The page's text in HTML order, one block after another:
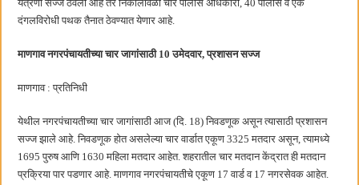
यंत्रणा सज्ज ठेवली आहे तर निकालावेळी चार पोलीस अधिकारी, 40 पोलीस व एक
दंगलविरोधी पथक तैनात ठेवण्यात येणार आहे.
माणगाव नगरपंचायतीच्या चार जागांसाठी 10 उमेदवार, प्रशासन सज्ज
माणगाव : प्रतिनिधी
येथील नगरपंचायतीच्या चार जागांसाठी आज (दि. 18) निवडणूक असून त्यासाठी प्रशासन
सज्ज झाले आहे. निवडणूक होत असलेल्या चार वार्डात एकूण 3325 मतदार असून, त्यामध्ये
1695 पुरुष आणि 1630 महिला मतदार आहेत. शहरातील चार मतदान केंद्रात ही मतदान
प्रक्रिया पार पडणार आहे. माणगाव नगरपंचायतीचे एकूण 17 वार्ड व 17 नगरसेवक आहेत.